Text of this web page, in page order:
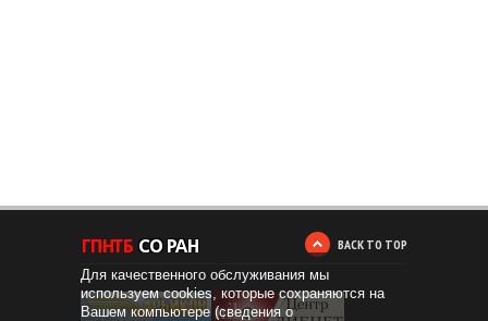
BACK TO TOP
Для качественного обслуживания мы
используем cookies, которые сохраняются на
Вашем компьютере (сведения о